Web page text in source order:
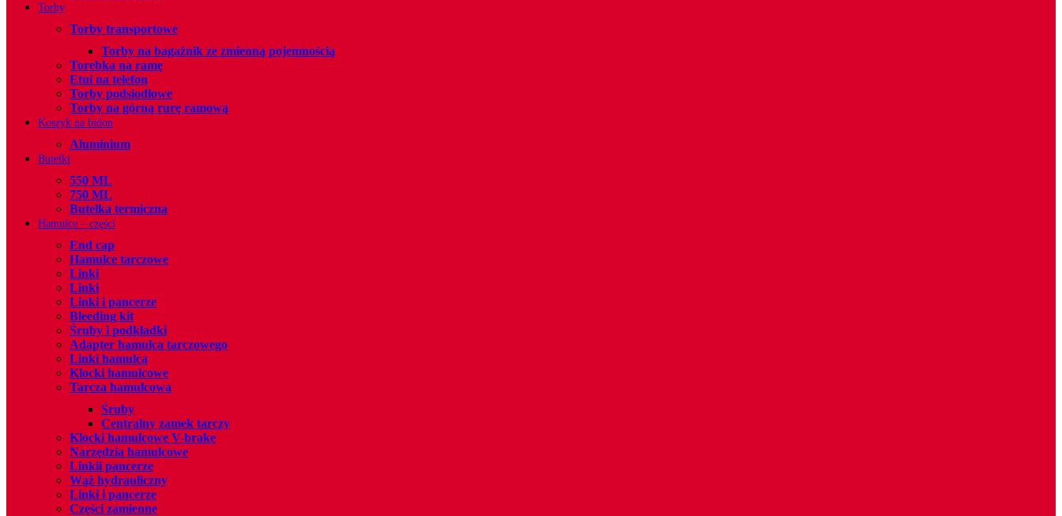
Torby
Torby transportowe
Torby na bagażnik ze zmienną pojemnością
Torebka na ramę
Etui na telefon
Torby podsiodłowe
Torby na górną rurę ramową
Koszyk na bidon
Aluminium
Butelki
550 ML
750 ML
Butelka termiczna
Hamulce – czȩści
End cap
Hamulce tarczowe
Linki
Linki
Linki i pancerze
Bleeding kit
Śruby i podkładki
Adapter hamulca tarczowego
Linki hamulca
Klocki hamulcowe
Tarcza hamulcowa
Śruby
Centralny zamek tarczy
Klocki hamulcowe V-brake
Narzȩdzia hamulcowe
Linkii pancerze
Wąż hydrauliczny
Linki i pancerze
Części zamienne